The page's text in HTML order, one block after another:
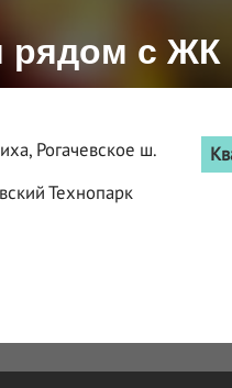
рядом с ЖК
Рогачевское ш.
Технопарк